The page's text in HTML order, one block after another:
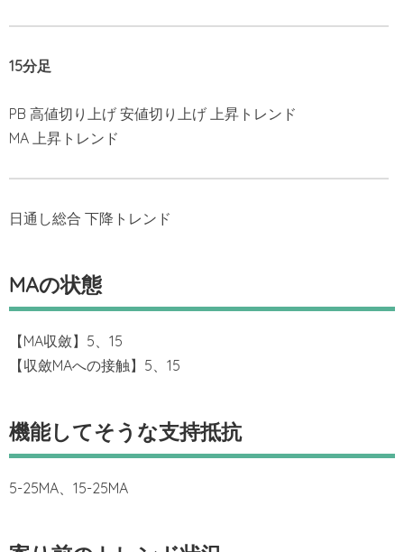
15分足
PB 高値切り上げ 安値切り上げ 上昇トレンド
MA 上昇トレンド
日通し総合 下降トレンド
MAの状態
【MA収斂】5、15
【収斂MAへの接触】5、15
機能してそうな支持抵抗
5-25MA、15-25MA